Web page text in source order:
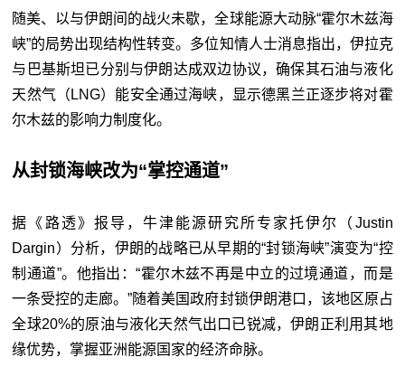
随美、以与伊朗间的战火未歇，全球能源大动脉“霍尔木兹海
峡”的局势出现结构性转变。多位知情人士消息指出，伊拉克
与巴基斯坦已分别与伊朗达成双边协议，确保其石油与液化
天然气（LNG）能安全通过海峡，显示德黑兰正逐步将对霍
尔木兹的影响力制度化。
从封锁海峡改为“掌控通道”
据《路透》报导，牛津能源研究所专家托伊尔（Justin
Dargin）分析，伊朗的战略已从早期的“封锁海峡”演变为“控
制通道”。他指出：“霍尔木兹不再是中立的过境通道，而是
一条受控的走廊。”随着美国政府封锁伊朗港口，该地区原占
全球20%的原油与液化天然气出口已锐减，伊朗正利用其地
缘优势，掌握亚洲能源国家的经济命脉。